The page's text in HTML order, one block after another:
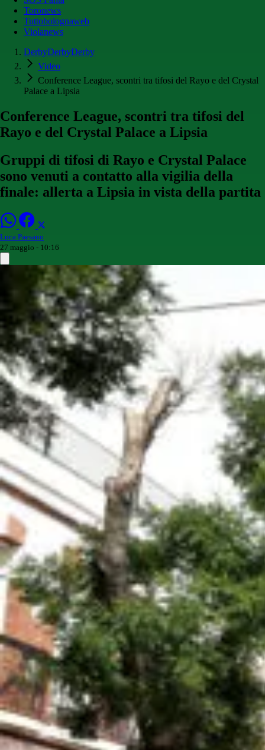
Toronews
Tuttobolognaweb
Violanews
DerbyDerbyDerby
Video
Conference League, scontri tra tifosi del Rayo e del Crystal
Palace a Lipsia
Conference League, scontri tra tifosi del
Rayo e del Crystal Palace a Lipsia
Gruppi di tifosi di Rayo e Crystal Palace
sono venuti a contatto alla vigilia della
finale: allerta a Lipsia in vista della partita
Luca Paesano
27 maggio - 10:16